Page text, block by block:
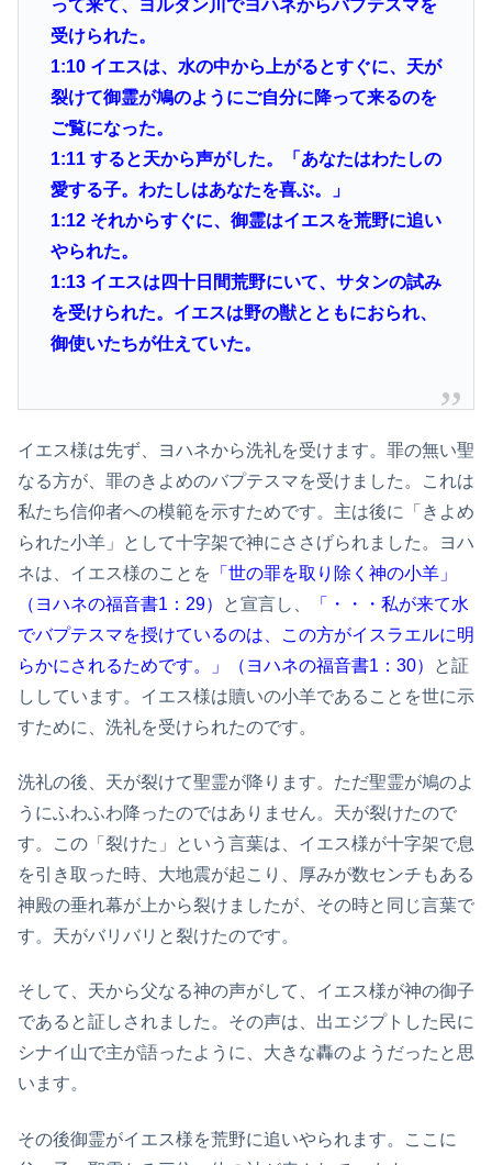
って来て、ヨルダン川でヨハネからバプテスマを
受けられた。
1:10 イエスは、水の中から上がるとすぐに、天が
裂けて御霊が鳩のようにご自分に降って来るのを
ご覧になった。
1:11 すると天から声がした。「あなたはわたしの
愛する子。わたしはあなたを喜ぶ。」
1:12 それからすぐに、御霊はイエスを荒野に追い
やられた。
1:13 イエスは四十日間荒野にいて、サタンの試み
を受けられた。イエスは野の獣とともにおられ、
御使いたちが仕えていた。
イエス様は先ず、ヨハネから洗礼を受けます。罪の無い聖
なる方が、罪のきよめのバプテスマを受けました。これは
私たち信仰者への模範を示すためです。主は後に「きよめ
られた小羊」として十字架で神にささげられました。ヨハ
ネは、イエス様のことを 「世の罪を取り除く神の小羊」
（ヨハネの福音書1：29）
と宣言し、
「・・・私が来て水
でバプテスマを授けているのは、この方がイスラエルに明
らかにされるためです。」（ヨハネの福音書1：30）
と証
ししています。イエス様は贖いの小羊であることを世に示
すために、洗礼を受けられたのです。
洗礼の後、天が裂けて聖霊が降ります。ただ聖霊が鳩のよ
うにふわふわ降ったのではありません。天が裂けたので
す。この「裂けた」という言葉は、イエス様が十字架で息
を引き取った時、大地震が起こり、厚みが数センチもある
神殿の垂れ幕が上から裂けましたが、その時と同じ言葉で
す。天がバリバリと裂けたのです。
そして、天から父なる神の声がして、イエス様が神の御子
であると証しされました。その声は、出エジプトした民に
シナイ山で主が語ったように、大きな轟のようだったと思
います。
その後御霊がイエス様を荒野に追いやられます。ここに